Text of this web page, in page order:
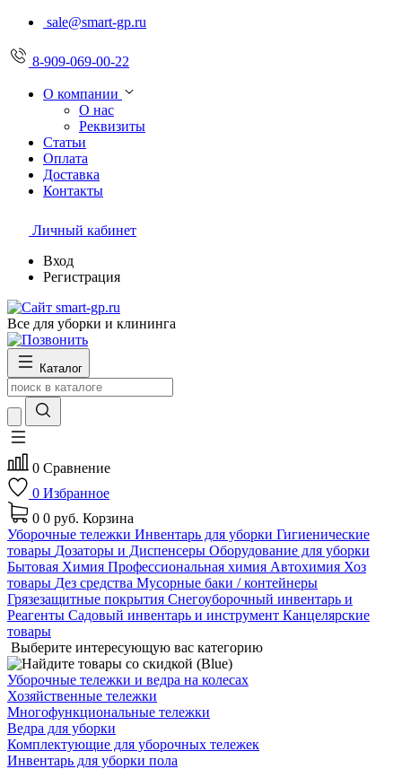
sale@smart-gp.ru
8-909-069-00-22
О компании
О нас
Реквизиты
Статьи
Оплата
Доставка
Контакты
Личный кабинет
Вход
Регистрация
Все для уборки и клининга
Каталог
0 Сравнение
0 Избранное
0 0 руб. Корзина
Уборочные тележки Инвентарь для уборки Гигиенические
товары Дозаторы и Диспенсеры Оборудование для уборки
Бытовая Химия Профессиональная химия Автохимия Хоз
товары Дез средства Мусорные баки / контейнеры
Грязезащитные покрытия Снегоуборочный инвентарь и
Реагенты Садовый инвентарь и инструмент Канцелярские
товары
Выберите интересующую вас категорию
Уборочные тележки и ведра на колесах
Хозяйственные тележки
Многофункциональные тележки
Ведра для уборки
Комплектующие для уборочных тележек
Инвентарь для уборки пола